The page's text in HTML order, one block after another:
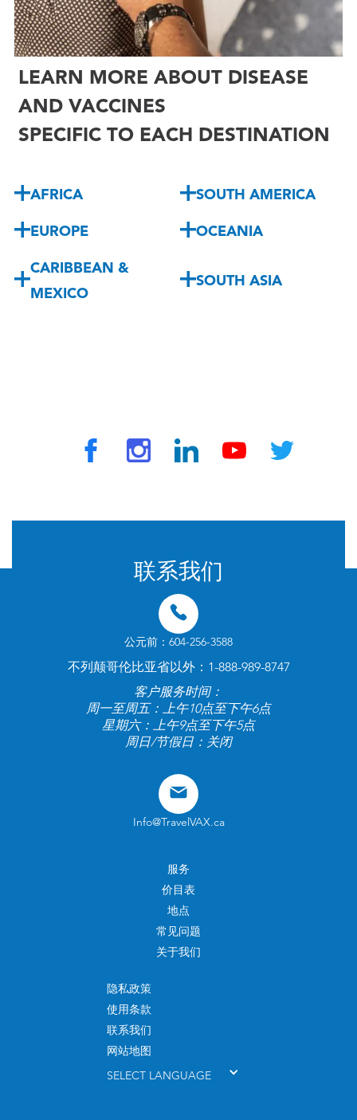
LEARN MORE ABOUT DISEASE
AND VACCINES
SPECIFIC TO EACH DESTINATION
AFRICA SOUTH AMERICA
EUROPE OCEANIA
CARIBBEAN &
MEXICO
SOUTH ASIA
联系我们
公元前：604-256-3588
不列颠哥伦比亚省以外：1-888-989-8747
客户服务时间：
周一至周五：上午10点至下午6点
星期六：上午9点至下午5点
周日/节假日：关闭
Info@TravelVAX.ca
服务
价目表
地点
常见问题
关于我们
隐私政策
使用条款
联系我们
网站地图
SELECT LANGUAGE